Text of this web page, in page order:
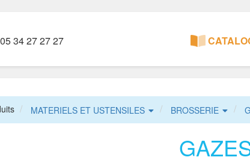
34 27 27 27
MATERIELS ET USTENSILES BROSSERIE